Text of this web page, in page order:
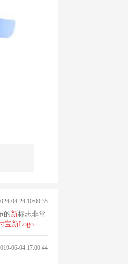
04-24 10:00:35
的新标志非常
宝新Logo 去
06-04 17:00:44